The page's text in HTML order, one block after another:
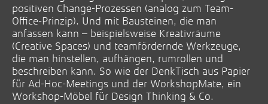
positiven Change-Prozessen (analog zum Team-
Office-Prinzip). Und mit Bausteinen, die man
anfassen kann – beispielsweise Kreativräume
(Creative Spaces) und teamfördernde Werkzeuge,
die man hinstellen, aufhängen, rumrollen und
beschreiben kann. So wie der DenkTisch aus Papier
für Ad-Hoc-Meetings und der WorkshopMate, ein
Workshop-Möbel für Design Thinking & Co.